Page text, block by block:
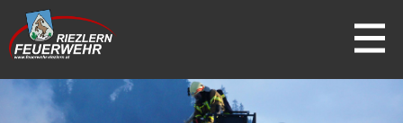
direkt zur Navigation
direkt zum Inhalt